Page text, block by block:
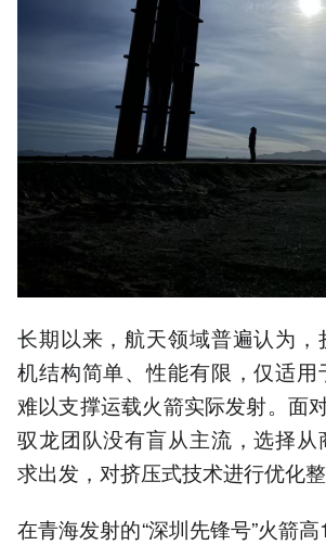
长期以来，航天领域普遍认为，
机结构简单、性能有限，仅适用
难以支撑运载火箭实际发射。面
驭龙团队没有盲从主流，选择从
求出发，对挤压式技术进行优化整
在青海发射的“深圳先锋号”火箭